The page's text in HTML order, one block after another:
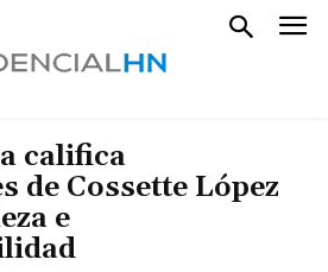
califica
de Cossette López
e